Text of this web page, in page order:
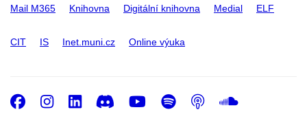
Mail M365 Knihovna Digitální knihovna Medial ELF
CIT IS Inet.muni.cz Online výuka
Facebook
Instagram
LinkedIn
DiscordYoutube
Spotify
Podcast